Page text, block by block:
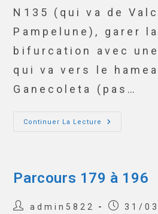
N135 (qui va de
Pampelune), garer
bifurcation avec
qui va vers le
Ganecoleta (pas…
Continuer La Lecture
Parcours 179 à 196
admin5822
31/